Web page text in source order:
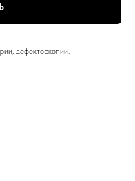
дефектоскопии.